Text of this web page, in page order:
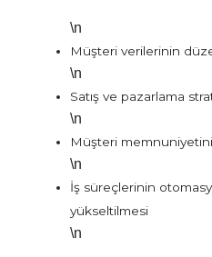
\n
Müşteri verilerinin
\n
Satış ve pazarlama
\n
Müşteri
\n
İş süreçlerinin
yükseltilmesi
\n